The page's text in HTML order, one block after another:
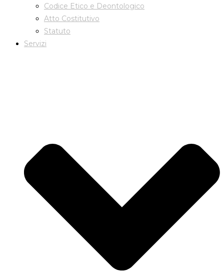
Codice Etico e Deontologico
Atto Costitutivo
Statuto
Servizi